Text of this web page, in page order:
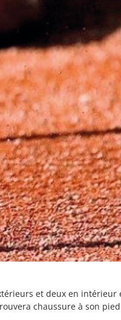
et deux en
chaussure à son